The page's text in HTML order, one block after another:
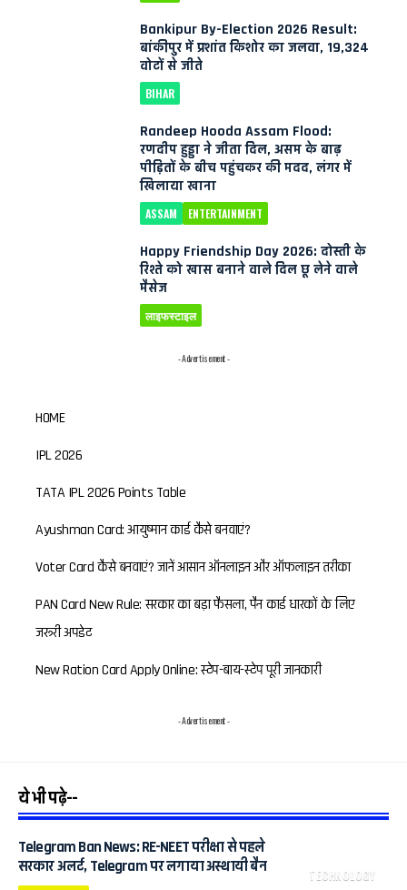
Bankipur By-Election 2026 Result:
बांकीपुर में प्रशांत किशोर का जलवा, 19,324
वोटों से जीते
BIHAR
Randeep Hooda Assam Flood:
रणदीप हुड्डा ने जीता दिल, असम के बाढ़
पीड़ितों के बीच पहुंचकर की मदद, लंगर में
खिलाया खाना
ASSAM ENTERTAINMENT
Happy Friendship Day 2026: दोस्ती के
रिश्ते को खास बनाने वाले दिल छू लेने वाले
मैसेज
लाइफस्टाइल
- Advertisement -
HOME
IPL 2026
TATA IPL 2026 Points Table
Ayushman Card: आयुष्मान कार्ड कैसे बनवाएं?
Voter Card कैसे बनवाएं? जानें आसान ऑनलाइन और ऑफलाइन तरीका
PAN Card New Rule: सरकार का बड़ा फैसला, पैन कार्ड धारकों के लिए
जरूरी अपडेट
New Ration Card Apply Online: स्टेप-बाय-स्टेप पूरी जानकारी
- Advertisement -
ये भी पढ़े--
TECHNOLOGY
Telegram Ban News: RE-NEET परीक्षा से पहले
सरकार अलर्ट, Telegram पर लगाया अस्थायी बैन